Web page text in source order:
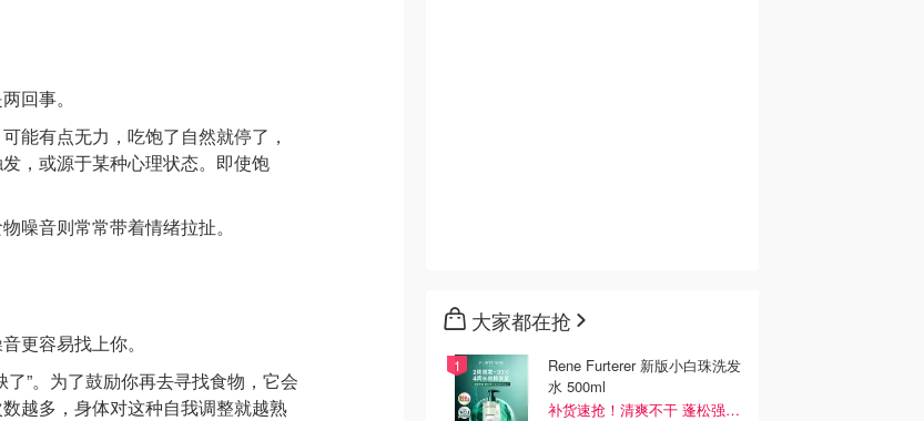
回事。
能有点无力，吃饱了自然就停了，
，或源于某种心理状态。即使饱
噪音则常常带着情绪拉扯。
更容易找上你。
”。为了鼓励你再去寻找食物，它会
越多，身体对这种自我调整就越熟
大家都在抢
Rene Furterer 新版小白珠洗发
水 500ml
补货速抢！清爽不干 蓬松强韧秀发